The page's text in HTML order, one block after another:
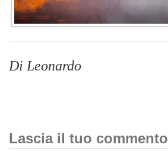
Di Leonardo
Lascia il tuo commento